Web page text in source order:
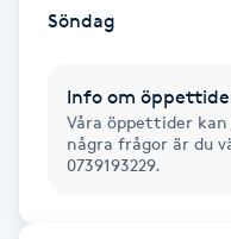
Keratinbehandling
Kinesiologi
Kinesisk medicin
Kiropraktik
Söndag
Info om
Våra öppettider
några frågor är du
0739193229.